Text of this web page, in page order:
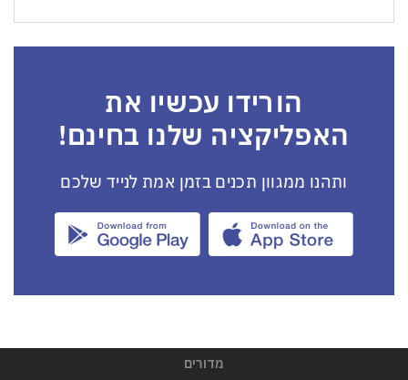
הורידו עכשיו את
האפליקציה שלנו בחינם!
ותהנו ממגוון תכנים בזמן אמת לנייד שלכם
מדורים